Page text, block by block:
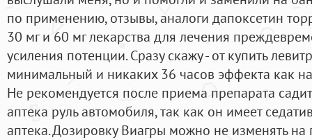
по применению, отзывы, аналоги дапоксетин
30 мг и 60 мг лекарства для лечения
усиления потенции. Сразу скажу - от купить
минимальный и никаких 36 часов эффекта как
Не рекомендуется после приема препарата
аптека руль автомобиля, так как он имеет
аптека. Дозировку Виагры можно не изменять на